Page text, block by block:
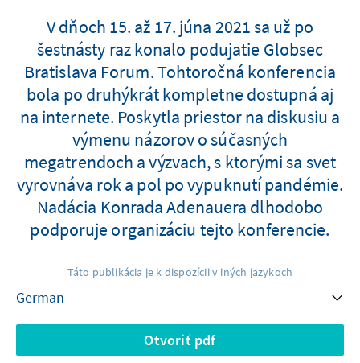
V dňoch 15. až 17. júna 2021 sa už po
šestnásty raz konalo podujatie Globsec
Bratislava Forum. Tohtoročná konferencia
bola po druhýkrát kompletne dostupná aj
na internete. Poskytla priestor na diskusiu a
výmenu názorov o súčasných
megatrendoch a výzvach, s ktorými sa svet
vyrovnáva rok a pol po vypuknutí pandémie.
Nadácia Konrada Adenauera dlhodobo
podporuje organizáciu tejto konferencie.
Táto publikácia je k dispozícii v iných jazykoch
Otvoriť pdf